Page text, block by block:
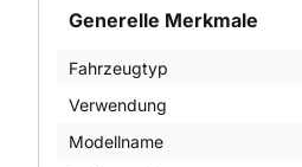
Generelle Merkmale
Fahrzeugtyp
Verwendung
Modellname